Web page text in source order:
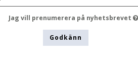
Jag vill prenumerera på nyhetsbrevet
Godkänn